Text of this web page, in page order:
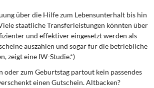
und Daseinsvorsorge
über die Hilfe zum Lebensunterhalt bis hin
staatliche Transferleistungen könnten über
und effek­tiver eingesetzt werden als
auszahlen und sogar für die betriebliche
zeigt eine IW-Studie.*)
oder zum Ge­burtstag partout kein passendes
einen Gutschein. Altbacken?